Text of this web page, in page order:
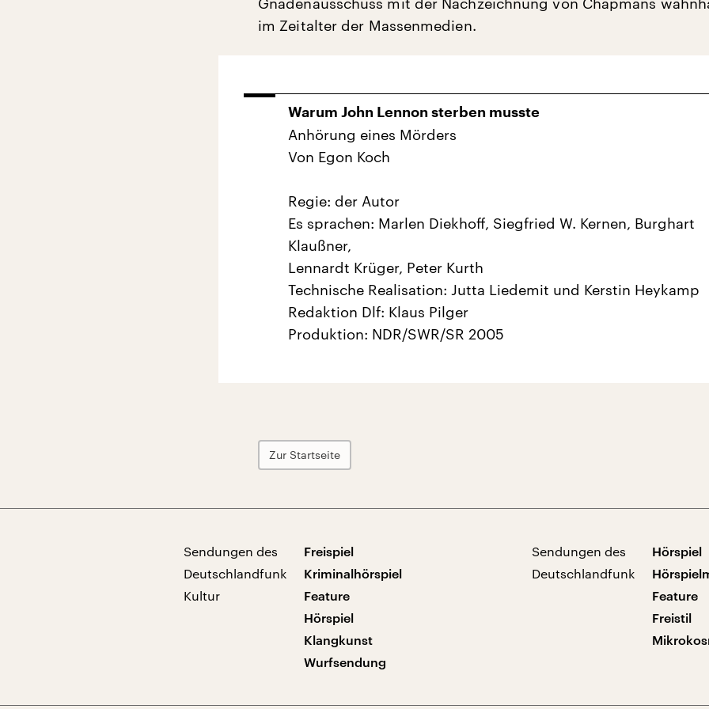
im Zeitalter der Massenmedien.
Warum John Lennon sterben musste
Anhörung eines Mörders
Von Egon Koch
Regie: der Autor
Es sprachen: Marlen Diekhoff, Siegfried W. Kernen, Burghart
Klaußner,
Lennardt Krüger, Peter Kurth
Technische Realisation: Jutta Liedemit und Kerstin Heykamp
Redaktion Dlf: Klaus Pilger
Produktion: NDR/SWR/SR 2005
Zur Startseite
Sendungen des
Deutschlandfunk
Kultur
Freispiel
Kriminalhörspiel
Feature
Hörspiel
Klangkunst
Wurfsendung
Sendungen des
Deutschlandfunk
Hörspiel
Feature
Freistil